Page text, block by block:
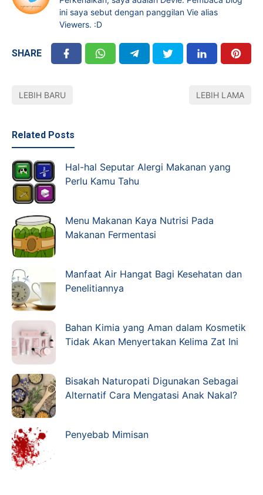
ini saya sebut dengan panggilan Vie alias
Viewers. :D
SHARE
LEBIH BARU LEBIH LAMA
Related Posts
Hal-hal Seputar Alergi Makanan yang
Perlu Kamu Tahu
Menu Makanan Kaya Nutrisi Pada
Makanan Fermentasi
Manfaat Air Hangat Bagi Kesehatan dan
Penelitiannya
Bahan Kimia yang Aman dalam Kosmetik
Tidak Akan Menyertakan Kelima Zat Ini
Bisakah Naturopati Digunakan Sebagai
Alternatif Cara Mengatasi Anak Nakal?
Penyebab Mimisan